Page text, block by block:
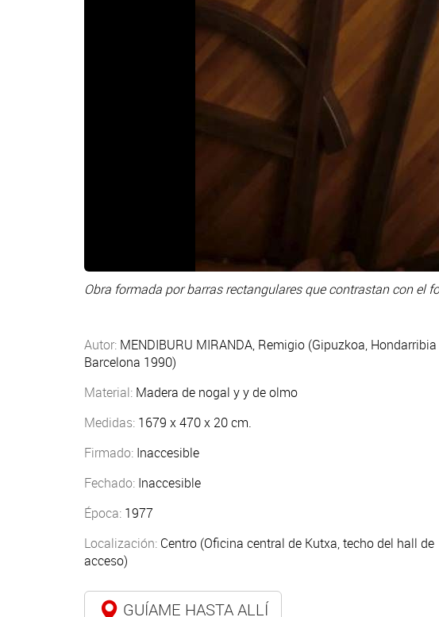
Obra formada por barras rectangulares que contrastan con el
Autor: MENDIBURU MIRANDA, Remigio (Gipuzkoa,
Barcelona 1990)
Material: Madera de nogal y y de olmo
Medidas: 1679 x 470 x 20 cm.
Firmado: Inaccesible
Fechado: Inaccesible
Época: 1977
Localización: Centro (Oficina central de Kutxa, techo del hall de
acceso)
GUÍAME HASTA ALLÍ